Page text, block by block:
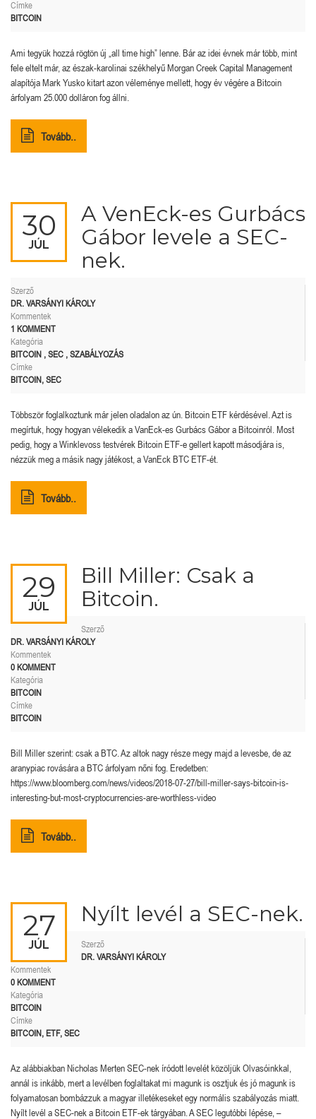
Címke
BITCOIN
Ami tegyük hozzá rögtön új „all time high” lenne. Bár az idei évnek már több, mint
fele eltelt már, az észak-karolinai székhelyű Morgan Creek Capital Management
alapítója Mark Yusko kitart azon véleménye mellett, hogy év végére a Bitcoin
árfolyam 25.000 dolláron fog állni.
Tovább..
30
JÚL
A VenEck-es Gurbács
Gábor levele a SEC-
nek.
Szerző
DR. VARSÁNYI KÁROLY
Kommentek
1 KOMMENT
Kategória
BITCOIN , SEC , SZABÁLYOZÁS
Címke
BITCOIN, SEC
Többször foglalkoztunk már jelen oladalon az ún. Bitcoin ETF kérdésével. Azt is
megírtuk, hogy hogyan vélekedik a VanEck-es Gurbács Gábor a Bitcoinról. Most
pedig, hogy a Winklevoss testvérek Bitcoin ETF-e gellert kapott másodjára is,
nézzük meg a másik nagy játékost, a VanEck BTC ETF-ét.
Tovább..
29
JÚL
Bill Miller: Csak a
Bitcoin.
Szerző
DR. VARSÁNYI KÁROLY
Kommentek
0 KOMMENT
Kategória
BITCOIN
Címke
BITCOIN
Bill Miller szerint: csak a BTC. Az altok nagy része megy majd a levesbe, de az
aranypiac rovására a BTC árfolyam nőni fog. Eredetben:
https://www.bloomberg.com/news/videos/2018-07-27/bill-miller-says-bitcoin-is-
interesting-but-most-cryptocurrencies-are-worthless-video
Tovább..
27
JÚL
Nyílt levél a SEC-nek.
Szerző
DR. VARSÁNYI KÁROLY
Kommentek
0 KOMMENT
Kategória
BITCOIN
Címke
BITCOIN, ETF, SEC
Az alábbiakban Nicholas Merten SEC-nek íródott levelét közöljük Olvasóinkkal,
annál is inkább, mert a levélben foglaltakat mi magunk is osztjuk és jó magunk is
folyamatosan bombázzuk a magyar illetékeseket egy normális szabályozás miatt.
Nyílt levél a SEC-nek a Bitcoin ETF-ek tárgyában. A SEC legutóbbi lépése, –